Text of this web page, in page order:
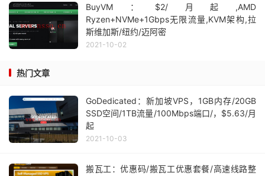
BuyVM：$2/月起,AMD
Ryzen+NVMe+1Gbps无限流量,KVM架构,拉
斯维加斯/纽约/迈阿密
2021-10-02
热门文章
GoDedicated：新加坡VPS，1GB内存/20GB
SSD空间/1TB流量/100Mbps端口/，$5.63/月
起
2021-10-03
搬瓦工：优惠码/搬瓦工优惠套餐/高速线路整